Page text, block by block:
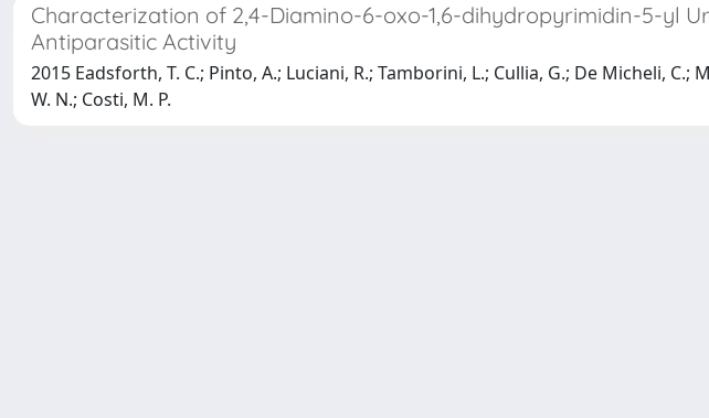
Characterization of 2,4-Diamino-6-oxo-1,6-dihydropyrimidin-5-yl
Antiparasitic Activity
2015 Eadsforth, T. C.; Pinto, A.; Luciani, R.; Tamborini, L.; Cullia, G.; De Micheli,
W. N.; Costi, M. P.